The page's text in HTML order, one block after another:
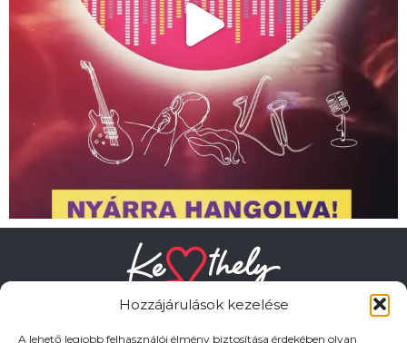
Hozzájárulások kezelése
A lehető legjobb felhasználói élmény biztosítása érdekében olyan